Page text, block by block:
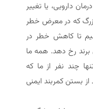
دارویی، یا تغییر
که در معرض خطر
تا کاهش خطر در
برند رخ دهد. همه ما
چند نفر از ما که
بستن کمربند ایمنی